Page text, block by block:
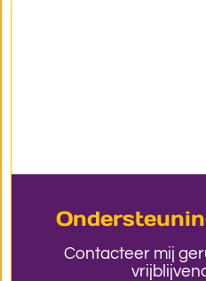
Contacteer mij